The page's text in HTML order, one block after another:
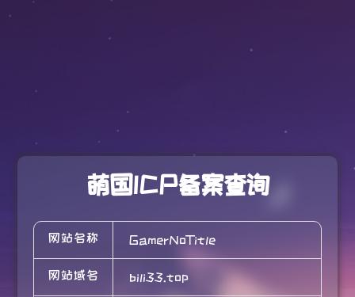
萌国ICP备案查询
网站名称 GamerNoTitle
网站域名 bili33.top